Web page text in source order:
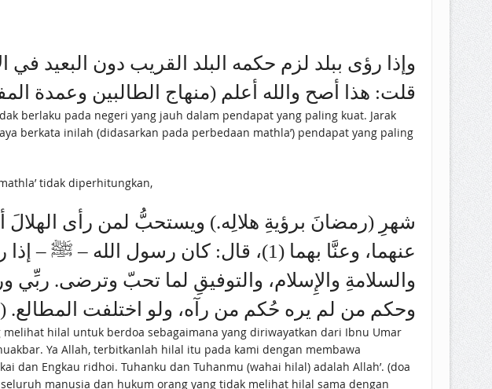
وإذا رؤى ببلد لزم حكمه البلد القريب دون البعيد
قلت: هذا أصح والله أعلم (منهاج الطالبين وعمدة
berlaku pada negeri yang jauh dalam pendapat yang paling kuat. Jarak
berkata inilah (didasarkan pada perbedaan mathla’) pendapat yang paling
tidak diperhitungkan,
والسلامةِ والإِسلام، والتوفيقِ لما تحبّ وترضى. ربِّي
وحكم من لم يره حُكم من رآه، ولو اختلفت المطالع.
hilal untuk berdoa sebagaimana yang diriwayatkan dari Ibnu Umar
dan Engkau ridhoi. Tuhanku dan Tuhanmu (wahai hilal) adalah Allah’. (doa
manusia dan hukum orang yang tidak melihat hilal sama dengan